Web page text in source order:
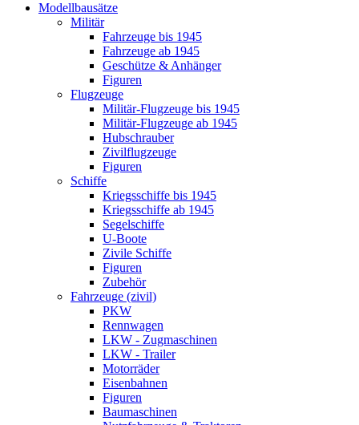
Modellbausätze
Militär
Fahrzeuge bis 1945
Fahrzeuge ab 1945
Geschütze & Anhänger
Figuren
Flugzeuge
Militär-Flugzeuge bis 1945
Militär-Flugzeuge ab 1945
Hubschrauber
Zivilflugzeuge
Figuren
Schiffe
Kriegsschiffe bis 1945
Kriegsschiffe ab 1945
Segelschiffe
U-Boote
Zivile Schiffe
Figuren
Zubehör
Fahrzeuge (zivil)
PKW
Rennwagen
LKW - Zugmaschinen
LKW - Trailer
Motorräder
Eisenbahnen
Figuren
Baumaschinen